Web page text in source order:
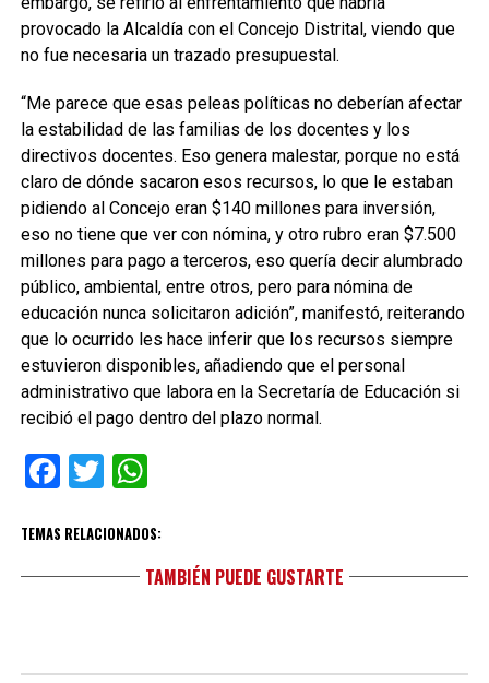
provocado la Alcaldía con el Concejo Distrital, viendo que
no fue necesaria un trazado presupuestal.
“Me parece que esas peleas políticas no deberían afectar
la estabilidad de las familias de los docentes y los
directivos docentes. Eso genera malestar, porque no está
claro de dónde sacaron esos recursos, lo que le estaban
pidiendo al Concejo eran $140 millones para inversión,
eso no tiene que ver con nómina, y otro rubro eran $7.500
millones para pago a terceros, eso quería decir alumbrado
público, ambiental, entre otros, pero para nómina de
educación nunca solicitaron adición”, manifestó, reiterando
que lo ocurrido les hace inferir que los recursos siempre
estuvieron disponibles, añadiendo que el personal
administrativo que labora en la Secretaría de Educación si
recibió el pago dentro del plazo normal.
Facebook
TwitterWhatsApp
TEMAS RELACIONADOS:
TAMBIÉN PUEDE GUSTARTE